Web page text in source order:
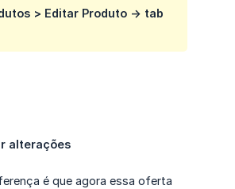
> Editar Produto -> tab
alterações
é que agora essa oferta